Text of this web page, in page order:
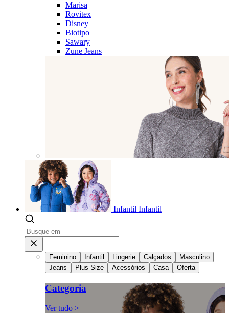
Marisa
Rovitex
Disney
Biotipo
Sawary
Zune Jeans
Infantil Infantil
Feminino Infantil Lingerie Calçados
Masculino
Jeans
Plus Size Acessórios Casa Oferta
Categoria
Ver tudo >